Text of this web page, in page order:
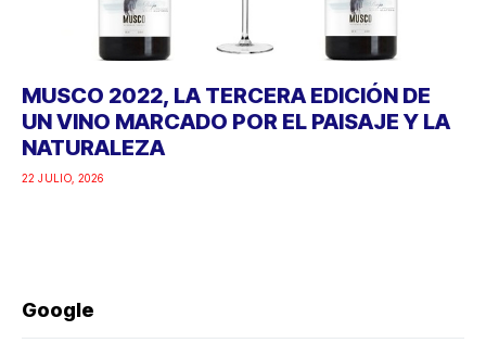
MUSCO 2022, LA TERCERA EDICIÓN DE
UN VINO MARCADO POR EL PAISAJE Y LA
NATURALEZA
22 JULIO, 2026
Google